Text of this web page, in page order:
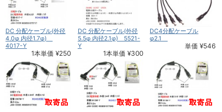
DC 分配ケーブル(外径
4.0φ 内径1.7φ)
4017-Y
1本単価 ¥250
DC 分配ケーブル(外径
5.5φ 内径2.1φ) 5521-
Y
1本単価 ¥300
DC4分配ケーブル
φ2.1
単価 ¥546